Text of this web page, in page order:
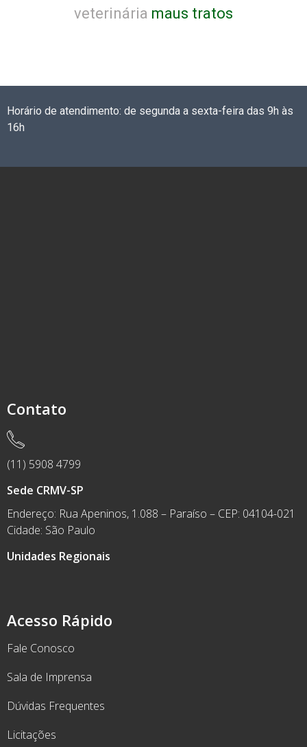
veterinária maus tratos
Horário de atendimento: de segunda a sexta-feira das 9h às
16h
Acesso Rápido
Fale Conosco
Sala de Imprensa
Dúvidas Frequentes
Licitações
Contato
(11) 5908 4799
Sede CRMV-SP
Endereço: Rua Apeninos, 1.088 – Paraíso – CEP: 04104-021
Cidade: São Paulo
Unidades Regionais